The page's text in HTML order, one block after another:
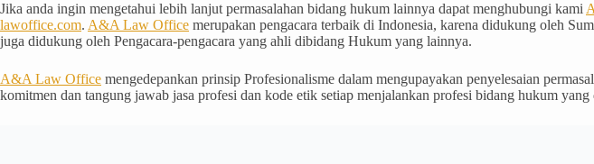
Jika anda ingin mengetahui lebih lanjut permasalahan bidang hukum lainnya dapat menghubungi kami
lawoffice.com. A&A Law Office merupakan pengacara terbaik di Indonesia, karena didukung oleh
juga didukung oleh Pengacara-pengacara yang ahli dibidang Hukum yang lainnya.
A&A Law Office mengedepankan prinsip Profesionalisme dalam mengupayakan penyelesaian
komitmen dan tangung jawab jasa profesi dan kode etik setiap menjalankan profesi bidang hukum